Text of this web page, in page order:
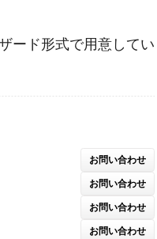
ード形式で用意してい
お問い合わせ
お問い合わせ
お問い合わせ
お問い合わせ